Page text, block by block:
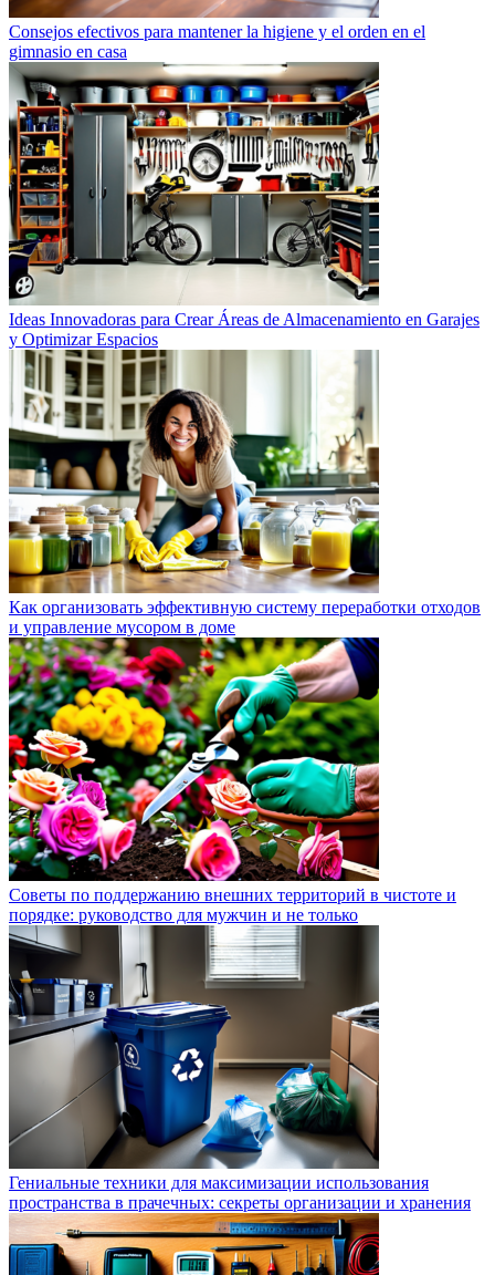
Consejos efectivos para mantener la higiene y el orden en el
gimnasio en casa
Ideas Innovadoras para Crear Áreas de Almacenamiento en Garajes
y Optimizar Espacios
Как организовать эффективную систему переработки отходов
и управление мусором в доме
Советы по поддержанию внешних территорий в чистоте и
порядке: руководство для мужчин и не только
Гениальные техники для максимизации использования
пространства в прачечных: секреты организации и хранения